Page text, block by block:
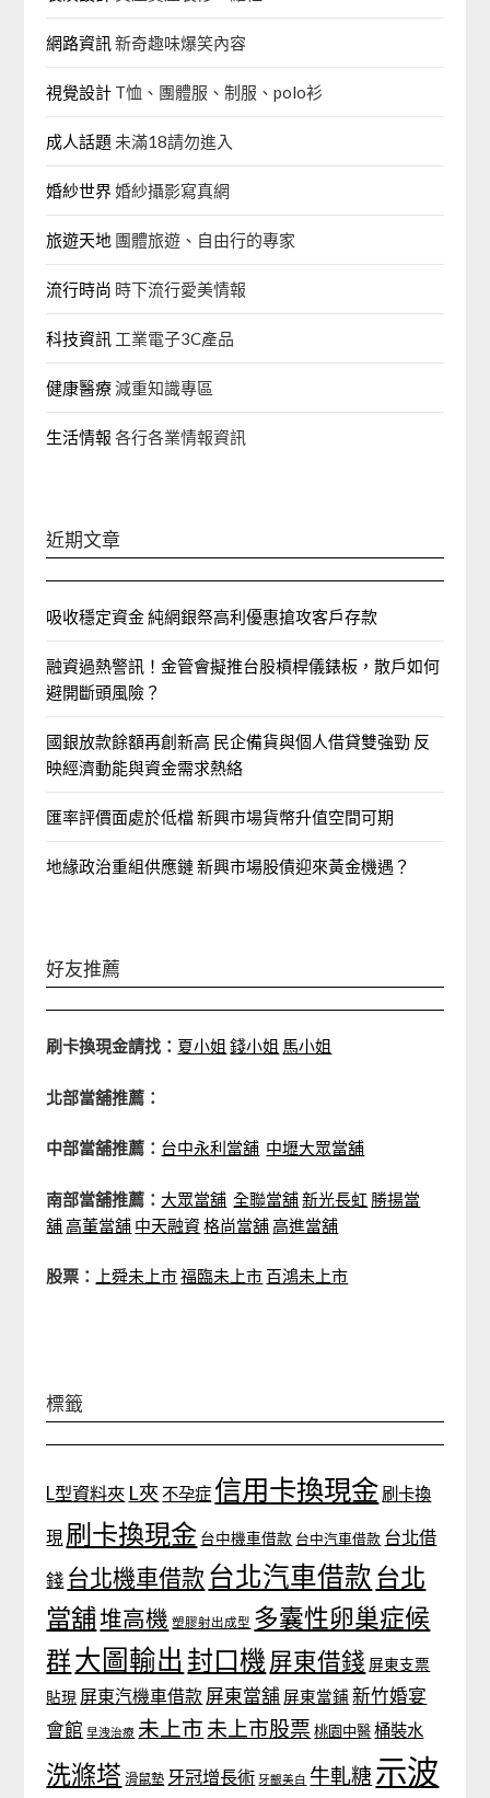
網路資訊 新奇趣味爆笑內容
視覺設計 T恤、團體服、制服、polo衫
成人話題 未滿18請勿進入
婚紗世界婚紗攝影寫真網
旅遊天地 團體旅遊、自由行的專家‎
流行時尚 時下流行愛美情報
科技資訊 工業電子3C產品
健康醫療減重知識專區
生活情報 各行各業情報資訊
近期文章
吸收穩定資金 純網銀祭高利優惠搶攻客戶存款
融資過熱警訊！金管會擬推台股槓桿儀錶板，散戶如何
避開斷頭風險？
國銀放款餘額再創新高 民企備貨與個人借貸雙強勁 反
映經濟動能與資金需求熱絡
匯率評價面處於低檔 新興市場貨幣升值空間可期
地緣政治重組供應鏈 新興市場股債迎來黃金機遇？
好友推薦
刷卡換現金請找： 夏小姐 錢小姐 馬小姐
北部當舖推薦：
中部當舖推薦： 台中永利當舖 中壢大眾當舖
南部當舖推薦： 大眾當舖 全聯當舖新光長虹 勝揚當
舖高董當舖 中天融資格尚當舖高進當舖
股票： 上舜未上市福臨未上市 百鴻未上市
標籤
L型資料夾 L夾 不孕症 信用卡換現金 刷卡換
現 刷卡換現金 台中機車借款 台中汽車借款 台北借
錢 台北機車借款 台北汽車借款 台北
當舖堆高機 塑膠射出成型 多囊性卵巢症候
群大圖輸出 封口機 屏東借錢 屏東支票
貼現 屏東汽機車借款 屏東當舖 屏東當鋪 新竹婚宴
會館 早洩治療 未上市 未上市股票 桃園中醫 桶裝水
洗滌塔 滑鼠墊 牙冠增長術 牙齦美白 牛軋糖示波